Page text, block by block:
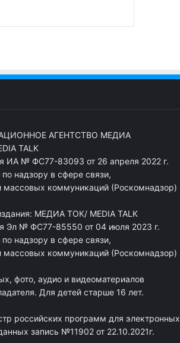
АГЕНТСТВО МЕДИА
TALK
ИА № ФС77-83093 от 26 апреля 2022 г.
надзору в сфере связи,
массовых коммуникаций (Роскомнадзор)
МЕДИА ТОК/ MEDIA TALK
Эл № ФС77-85550 от 04 июля 2023 г.
надзору в сфере связи,
массовых коммуникаций (Роскомнадзор)
фото, аудио и видеоматериалов
Для детей старше 16 лет.
российских программ для электронных
запись №11902 от 22.10.2021г.